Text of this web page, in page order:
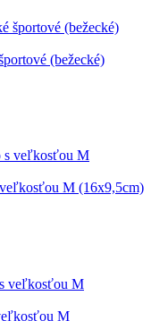
(bežecké)
veľkosťou M (16x9,5cm)
M